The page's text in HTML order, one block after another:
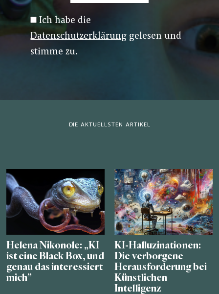
Ich habe die
Datenschutzerklärung gelesen und
stimme zu.
DIE AKTUELLSTEN ARTIKEL
Helena Nikonole: „KI
ist eine Black Box, und
genau das interessiert
mich”
KI-Halluzinationen:
Die verborgene
Herausforderung bei
Künstlichen
Intelligenz